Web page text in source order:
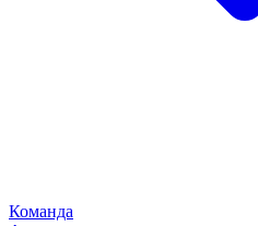
Команда